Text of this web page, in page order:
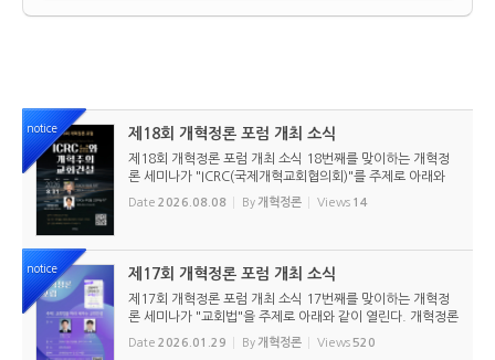
notice 제18회 개혁정론 포럼 개최 소식
제18회 개혁정론 포럼 개최 소식 18번째를 맞이하는 개혁정
론 세미나가 "ICRC(국제개혁교회협의회)"를 주제로 아래와
같이 열린다. 개혁정론은 매년 겨울과 여름에 오프라인 세미나
를 개최해서 독자들과 소통하는 시간을 가지고 있다. 그동안
Date 2026.08.08 By 개혁정론 Views 14
notice 제17회 개혁정론 포럼 개최 소식
제17회 개혁정론 포럼 개최 소식 17번째를 맞이하는 개혁정
론 세미나가 "교회법"을 주제로 아래와 같이 열린다. 개혁정론
은 매년 겨울과 여름에 오프라인 세미나를 개최해서 독자들과
소통하는 시간을 가지고 있다. 이번에는 『김집사가 알아야 할
Date 2026.01.29 By 개혁정론 Views 520